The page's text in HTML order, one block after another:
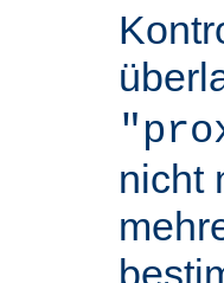
nicht